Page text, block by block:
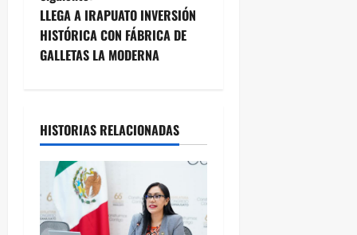
g
a
i
ó
n
d
LLEGA A IRAPUATO INVERSIÓN
HISTÓRICA CON FÁBRICA DE
GALLETAS LA MODERNA
HISTORIAS RELACIONADAS